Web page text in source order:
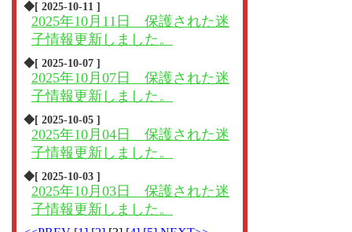
◆[ 2025-10-11 ]
2025年10月11日 保護された迷
子情報更新しました。
◆[ 2025-10-07 ]
2025年10月07日 保護された迷
子情報更新しました。
◆[ 2025-10-05 ]
2025年10月04日 保護された迷
子情報更新しました。
◆[ 2025-10-03 ]
2025年10月03日 保護された迷
子情報更新しました。